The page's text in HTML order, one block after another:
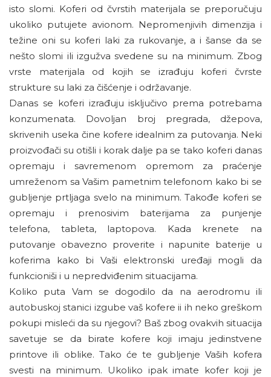
isto slomi. Koferi od čvrstih materijala se preporučuju
ukoliko putujete avionom. Nepromenjivih dimenzija i
težine oni su koferi laki za rukovanje, a i šanse da se
nešto slomi ili izgužva svedene su na minimum. Zbog
vrste materijala od kojih se izrađuju koferi čvrste
strukture su laki za čišćenje i održavanje.
Danas se koferi izrađuju isključivo prema potrebama
konzumenata. Dovoljan broj pregrada, džepova,
skrivenih useka čine kofere idealnim za putovanja. Neki
proizvođači su otišli i korak dalje pa se tako koferi danas
opremaju i savremenom opremom za praćenje
umreženom sa Vašim pametnim telefonom kako bi se
gubljenje prtljaga svelo na minimum. Takođe koferi se
opremaju i prenosivim baterijama za punjenje
telefona, tableta, laptopova. Kada krenete na
putovanje obavezno proverite i napunite baterije u
koferima kako bi Vaši elektronski uređaji mogli da
funkcioniši i u nepredviđenim situacijama.
Koliko puta Vam se dogodilo da na aerodromu ili
autobuskoj stanici izgube vaš kofere ii ih neko greškom
pokupi misleći da su njegovi? Baš zbog ovakvih situacija
savetuje se da birate kofere koji imaju jedinstvene
printove ili oblike. Tako će te gubljenje Vaših kofera
svesti na minimum. Ukoliko ipak imate kofer koji je